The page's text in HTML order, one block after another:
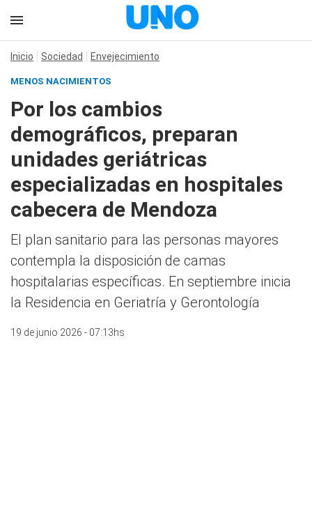
Inicio Sociedad Envejecimiento
MENOS NACIMIENTOS
Por los cambios
demográficos, preparan
unidades geriátricas
especializadas en hospitales
cabecera de Mendoza
El plan sanitario para las personas mayores
contempla la disposición de camas
hospitalarias específicas. En septiembre inicia
la Residencia en Geriatría y Gerontología
19 de junio 2026 - 07:13hs